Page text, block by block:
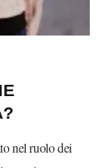
nel ruolo dei